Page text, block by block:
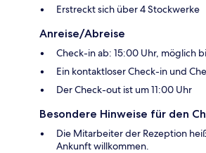
Erstreckt sich über 4 Stockwerke
Anreise/Abreise
Check-in ab: 15:00 Uhr, möglich
Ein kontaktloser Check-in und
Der Check-out ist um 11:00 Uhr
Besondere Hinweise für den
Die Mitarbeiter der Rezeption
Ankunft willkommen.